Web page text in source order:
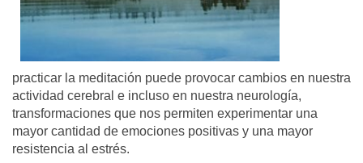
practicar la meditación puede provocar cambios en nuestra
actividad cerebral e incluso en nuestra neurología,
transformaciones que nos permiten experimentar una
mayor cantidad de emociones positivas y una mayor
resistencia al estrés.